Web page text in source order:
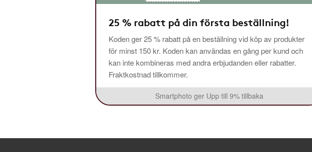
25 % rabatt på din första beställning!
Koden ger 25 % rabatt på en beställning vid köp av produkter
för minst 150 kr. Koden kan användas en gång per kund och
kan inte kombineras med andra erbjudanden eller rabatter.
Fraktkostnad tillkommer.
Smartphoto ger Upp till 9% tillbaka